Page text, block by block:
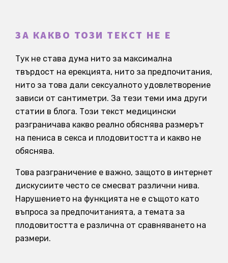
ЗА КАКВО ТОЗИ ТЕКСТ НЕ Е
Тук не става дума нито за максимална
твърдост на ерекцията, нито за предпочитания,
нито за това дали сексуалното удовлетворение
зависи от сантиметри. За тези теми има други
статии в блога. Този текст медицински
разграничава какво реално обяснява размерът
на пениса в секса и плодовитостта и какво не
обяснява.
Това разграничение е важно, защото в интернет
дискусиите често се смесват различни нива.
Нарушението на функцията не е същото като
въпроса за предпочитанията, а темата за
плодовитостта е различна от сравняването на
размери.